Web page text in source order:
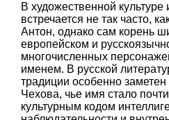
В художественной
встречается не так часто,
Антон, однако сам корень
европейском и
многочисленных
именем. В русской
традиции особенно
Чехова, чье имя стало
культурным кодом